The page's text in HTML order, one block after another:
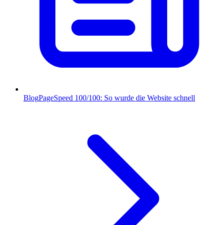
BlogPageSpeed 100/100: So wurde die Website schnell